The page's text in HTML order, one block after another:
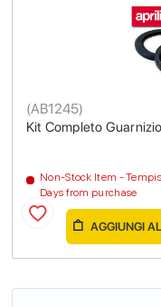
Kit Completo
(AB1245)
Non-Stock Item -
Days from purchase
AGGIUNGI